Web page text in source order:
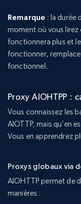
Remarque : la durée
moment où vous
fonctionnera plus et
fonctionner,
fonctionnel.
Proxy AIOHTPP :
Vous connaissez les
AIOTTP, mais qu’en
Vous en apprendrez
Proxys globaux via
AIOHTTP permet de
manières :